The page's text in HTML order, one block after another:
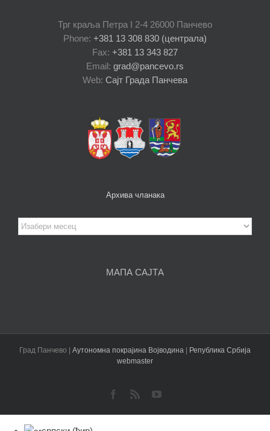
Трг краља Петра I 2-4 26000 Панчево
Phone: +381 13 308 830 (централа)
Fax: +381 13 343 827
Email: grad@pancevo.rs
Web: Сајт Града Панчева
Архива чланака
Архива
чланака
МАПА САЈТА
Град Панчево | Аутономна покрајина Војводина | Република Србија
webmaster
Facebook
Rss YouTube